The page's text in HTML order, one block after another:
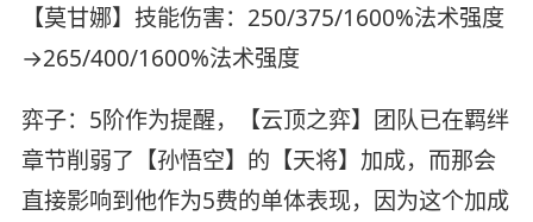
【莫甘娜】技能伤害：250/375/1600%法术强度
→265/400/1600%法术强度
弈子：5阶作为提醒，【云顶之弈】团队已在羁绊
章节削弱了【孙悟空】的【天将】加成，而那会
直接影响到他作为5费的单体表现，因为这个加成